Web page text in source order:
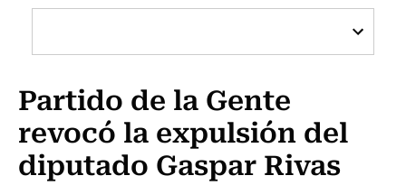
Cultura
Programas Radio y TV Usach
Partido de la Gente
revocó la expulsión del
diputado Gaspar Rivas